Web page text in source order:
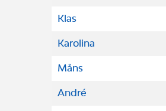
Klas
Karolina
Måns
André